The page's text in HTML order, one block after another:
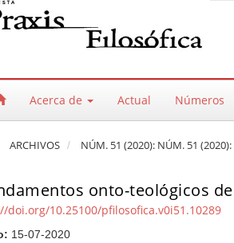
de la página
Acerca de Actual Números
ARCHIVOS NÚM. 51 (2020): NÚM. 51 (2020):
onto-teológicos
doi.org/10.25100/pfilosofica.v0i51.10289
15-07-2020